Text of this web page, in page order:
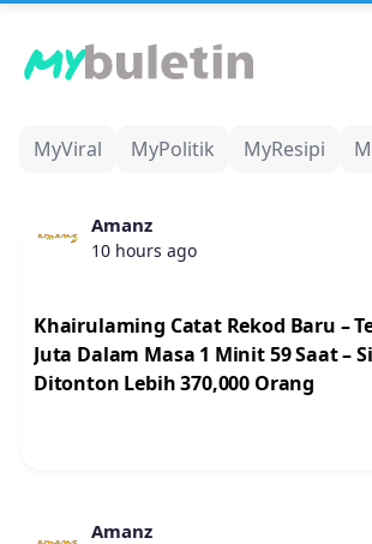
MyViral MyPolitik MyResipi
Amanz
10 hours ago
Khairulaming Catat Rekod Baru –
Juta Dalam Masa 1 Minit 59 Saat –
Ditonton Lebih 370,000 Orang
Amanz